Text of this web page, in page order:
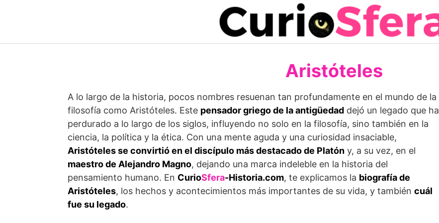
Aristóteles
A lo largo de la historia, pocos nombres resuenan tan profundamente en el mundo de la
filosofía como Aristóteles. Este pensador griego de la antigüedad dejó un legado que ha
perdurado a lo largo de los siglos, influyendo no solo en la filosofía, sino también en la
ciencia, la política y la ética. Con una mente aguda y una curiosidad insaciable,
Aristóteles se convirtió en el discípulo más destacado de Platón y, a su vez, en el
maestro de Alejandro Magno, dejando una marca indeleble en la historia del
pensamiento humano. En CurioSfera-Historia.com, te explicamos la biografía de
Aristóteles, los hechos y acontecimientos más importantes de su vida, y también cuál
fue su legado.